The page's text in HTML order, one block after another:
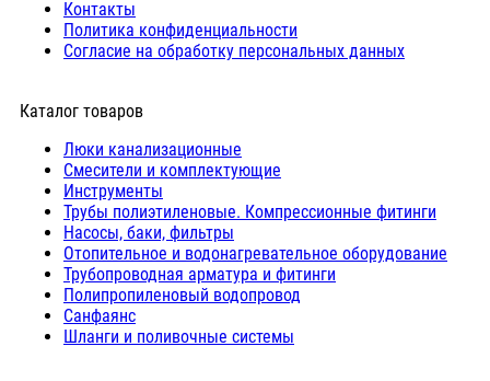
Контакты
Политика конфиденциальности
Согласие на обработку персональных данных
Каталог товаров
Люки канализационные
Cмесители и комплектующие
Инструменты
Трубы полиэтиленовые. Компрессионные фитинги
Насосы, баки, фильтры
Отопительное и водонагревательное оборудование
Трубопроводная арматура и фитинги
Полипропиленовый водопровод
Санфаянс
Шланги и поливочные системы